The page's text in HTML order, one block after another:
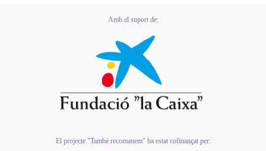
Amb el suport de:
El projecte "També recomanem" ha estat cofinançat per: